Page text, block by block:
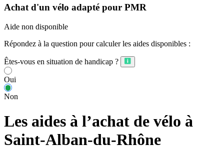
Achat d'un vélo adapté pour PMR
Aide non disponible
Répondez à la question pour calculer les aides disponibles :
Êtes-vous en situation de handicap ?
Oui
Non
Les aides à l’achat de vélo à
Saint-Alban-du-Rhône